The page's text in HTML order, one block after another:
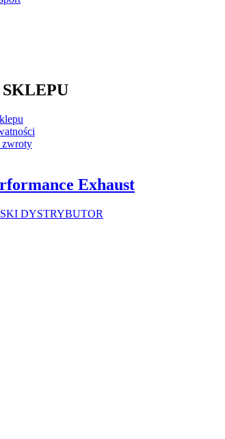
zwroty
Exhaust
DYSTRYBUTOR